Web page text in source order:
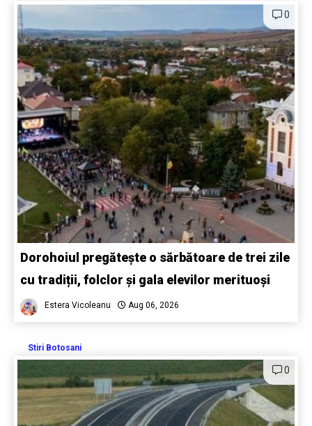
0
Dorohoiul pregătește o sărbătoare de trei zile
cu tradiții, folclor și gala elevilor merituoși
Estera Vicoleanu Aug 06, 2026
Stiri Botosani
0